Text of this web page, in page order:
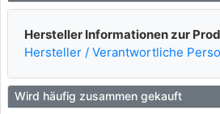
Hersteller Informationen zur
Hersteller / Verantwortliche
Wird häufig zusammen gekauft